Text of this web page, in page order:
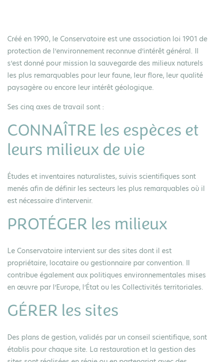
Créé en 1990, le Conservatoire est une association loi 1901 de
protection de l’environnement reconnue d’intérêt général. Il
s’est donné pour mission la sauvegarde des milieux naturels
les plus remarquables pour leur faune, leur flore, leur qualité
paysagère ou encore leur intérêt géologique.
Ses cinq axes de travail sont :
CONNAÎTRE les espèces et
leurs milieux de vie
Études et inventaires naturalistes, suivis scientifiques sont
menés afin de définir les secteurs les plus remarquables où il
est nécessaire d’intervenir.
PROTÉGER les milieux
Le Conservatoire intervient sur des sites dont il est
propriétaire, locataire ou gestionnaire par convention. Il
contribue également aux politiques environnementales mises
en œuvre par l’Europe, l’État ou les Collectivités territoriales.
GÉRER les sites
Des plans de gestion, validés par un conseil scientifique, sont
établis pour chaque site. La restauration et la gestion des